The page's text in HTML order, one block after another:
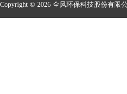
Copyright © 2026 全风环保科技股份有限